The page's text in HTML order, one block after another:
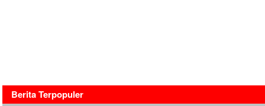
Berita Terpopuler